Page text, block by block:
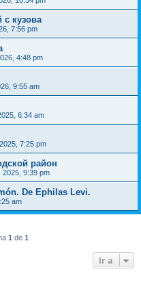
с кузова
7:56 pm
4:48 pm
9:55 am
6:34 am
7:25 pm
район
2025, 9:39 pm
De Ephilas Levi.
am
1 de 1
Ir a